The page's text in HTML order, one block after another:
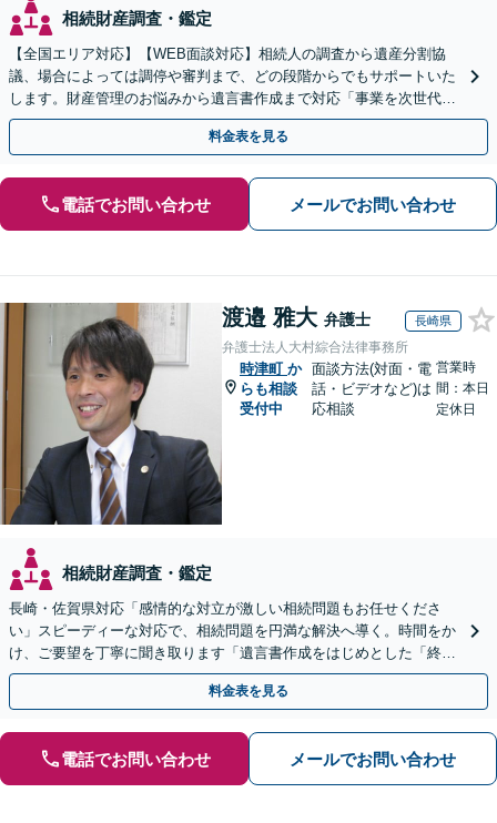
相続財産調査・鑑定
【全国エリア対応】【WEB面談対応】相続人の調査から遺産分割協
議、場合によっては調停や審判まで、どの段階からでもサポートいた
します。財産管理のお悩みから遺言書作成まで対応「事業を次世代に
引き継ぐ安心の事業承継をサポート」【完全個室相談】
料金表を見る
電話でお問い合わせ メールでお問い合わせ
渡邉 雅大 弁護士 長崎県
弁護士法人大村綜合法律事務所
時津町 か
らも相談
受付中
面談方法(対面・電
話・ビデオなど)は
応相談
営業時
間：本日
定休日
相続財産調査・鑑定
長崎・佐賀県対応「感情的な対立が激しい相続問題もお任せくださ
い」スピーディーな対応で、相続問題を円満な解決へ導く。時間をか
け、ご要望を丁寧に聞き取ります「遺言書作成をはじめとした「終
活」もサポート」【バリアフリー】【完全個室対応】
料金表を見る
電話でお問い合わせ メールでお問い合わせ